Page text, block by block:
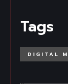
Tags
DIGITAL